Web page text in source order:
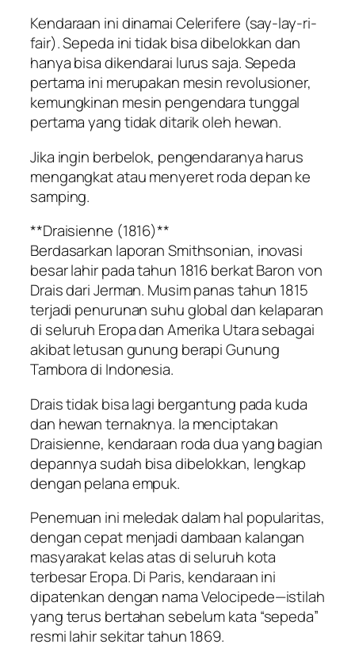
Kendaraan ini dinamai Celerifere (say-lay-ri-
fair). Sepeda ini tidak bisa dibelokkan dan
hanya bisa dikendarai lurus saja. Sepeda
pertama ini merupakan mesin revolusioner,
kemungkinan mesin pengendara tunggal
pertama yang tidak ditarik oleh hewan.
Jika ingin berbelok, pengendaranya harus
mengangkat atau menyeret roda depan ke
samping.
**Draisienne (1816)**
Berdasarkan laporan Smithsonian, inovasi
besar lahir pada tahun 1816 berkat Baron von
Drais dari Jerman. Musim panas tahun 1815
terjadi penurunan suhu global dan kelaparan
di seluruh Eropa dan Amerika Utara sebagai
akibat letusan gunung berapi Gunung
Tambora di Indonesia.
Drais tidak bisa lagi bergantung pada kuda
dan hewan ternaknya. Ia menciptakan
Draisienne, kendaraan roda dua yang bagian
depannya sudah bisa dibelokkan, lengkap
dengan pelana empuk.
Penemuan ini meledak dalam hal popularitas,
dengan cepat menjadi dambaan kalangan
masyarakat kelas atas di seluruh kota
terbesar Eropa. Di Paris, kendaraan ini
dipatenkan dengan nama Velocipede—istilah
yang terus bertahan sebelum kata “sepeda”
resmi lahir sekitar tahun 1869.